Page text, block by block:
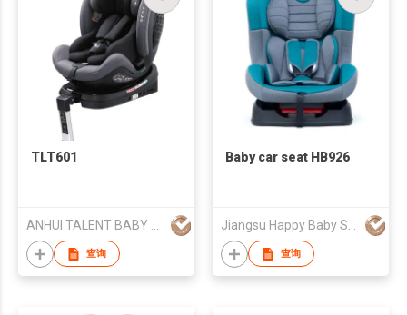
TLT601
ANHUI TALENT BABY PRODUCT CO., LTD
查询
Baby car seat HB926
Jiangsu Happy Baby Safety Seat Co., Ltd.
查询